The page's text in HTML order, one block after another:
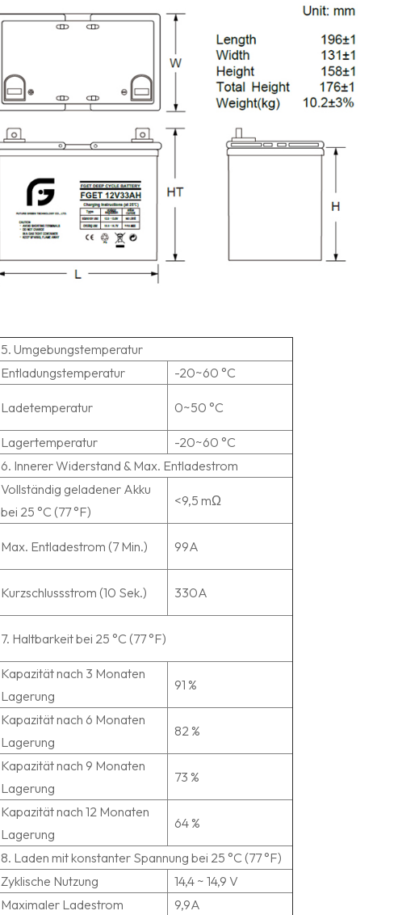
5. Umgebungstemperatur
Entladungstemperatur
-20~60 °C
Ladetemperatur 0~50 °C
Lagertemperatur
-20~60 °C
6. Innerer Widerstand & Max. Entladestrom
Vollständig geladener Akku
bei 25 °C (77 °F)
<9,5 mΩ
Max. Entladestrom (7 Min.) 99A
Kurzschlussstrom (10 Sek.) 330A
7. Haltbarkeit bei 25 °C (77 °F)
Kapazität nach 3 Monaten
Lagerung
91 %
Kapazität nach 6 Monaten
Lagerung
82 %
Kapazität nach 9 Monaten
Lagerung
73 %
Kapazität nach 12 Monaten
Lagerung
64 %
8. Laden mit konstanter Spannung bei 25 °C (77 °F)
Zyklische Nutzung
14,4 ~ 14,9 V
Maximaler Ladestrom 9,9A